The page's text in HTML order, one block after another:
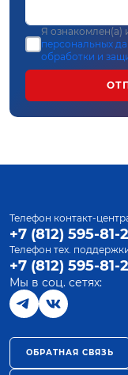
Я ознакомлен(а)
персональных
обработки и
Телефон контакт-
+7 (812) 595-81-
Телефон тех.
+7 (812) 595-81-
Мы в соц. сетях:
ОБРАТНАЯ СВЯЗЬ